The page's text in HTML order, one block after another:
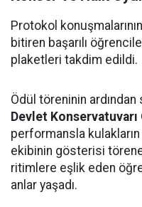
Protokol
bitiren başarılı
plaketleri takdim edildi.
Ödül töreninin ardından
Devlet Konservatuvarı
performansla kulakların
ekibinin gösterisi
ritimlere eşlik eden
anlar yaşadı.